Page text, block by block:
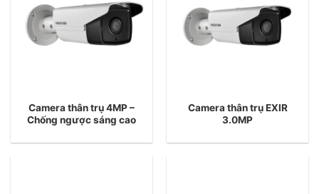
Camera thân trụ 4MP –
Chống ngược sáng cao
Camera thân trụ EXIR
3.0MP